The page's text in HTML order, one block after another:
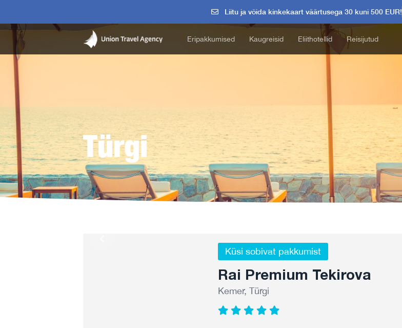
Liitu ja võida kinkekaart väärtusega 30 kuni 500 EUR!
Eripakkumised Kaugreisid Eliithotellid Reisijutud
Türgi
Küsi sobivat pakkumist
Rai Premium Tekirova
Kemer, Türgi